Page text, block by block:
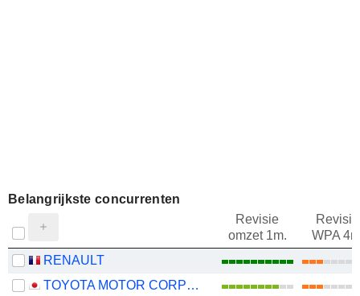
Belangrijkste concurrenten
Revisie
omzet 1m.
Revisie
WPA
RENAULT
TOYOTA MOTOR CORPORATION